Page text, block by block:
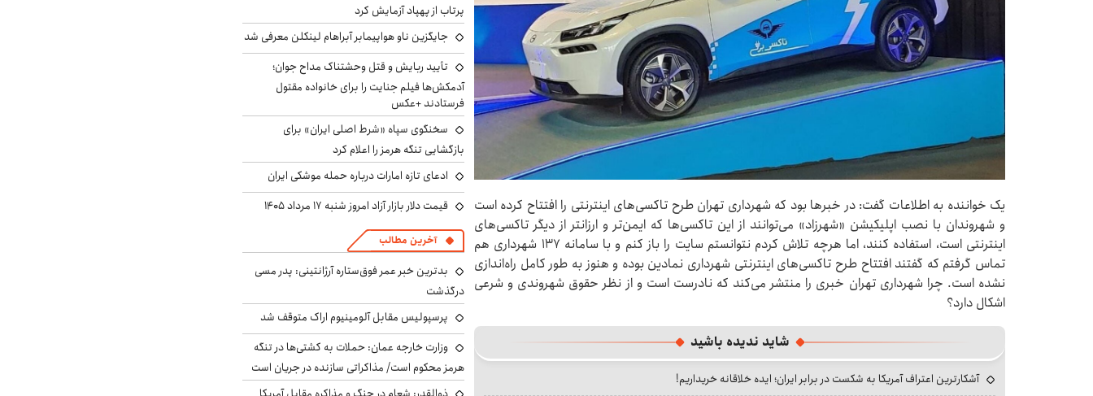
یک خواننده به اطلاعات گفت: در خبرها بود که شهرداری تهران طرح تاکسی‌های اینترنتی را افتتاح کرده است
و شهروندان با نصب اپلیکیشن «شهرزاد» می‌توانند از این تاکسی‌ها که ایمن‌تر و ارزانتر از دیگر تاکسی‌های
اینترنتی است، استفاده کنند، اما هرچه تلاش کردم نتوانستم سایت را باز کنم و با سامانه ۱۳۷ شهرداری هم
تماس گرفتم که گفتند افتتاح طرح تاکسی‌های اینترنتی شهرداری نمادین بوده و هنوز به طور کامل راه‌اندازی
نشده است. چرا شهرداری تهران خبری را منتشر می‌کند که نادرست است و از نظر حقوق شهروندی و شرعی
اشکال دارد؟
شاید ندیده باشید
آشکارترین اعتراف آمریکا به شکست در برابر ایران؛ ایده خلاقانه خریداریم!
پرتاب از پهپاد آزمایش کرد
جایگزین ناو هواپیمابر آبراهام لینکلن معرفی شد
تأیید ربایش و قتل وحشتناک مداح جوان؛
آدمکش‌ها فیلم جنایت را برای خانواده مقتول
فرستادند +عکس
سخنگوی سپاه «شرط اصلی ایران» برای
بازگشایی تنگه هرمز را اعلام کرد
ادعای تازه امارات درباره حمله موشکی ایران
قیمت دلار بازار آزاد امروز شنبه ۱۷ مرداد ۱۴۰۵
آخرین مطالب
بدترین خبر عمر فوق‌ستاره آرژانتینی: پدر مسی
درگذشت
پرسپولیس مقابل آلومینیوم اراک متوقف شد
وزارت خارجه عمان: حملات به کشتی‌ها در تنگه
هرمز محکوم است/ مذاکراتی سازنده در جریان است